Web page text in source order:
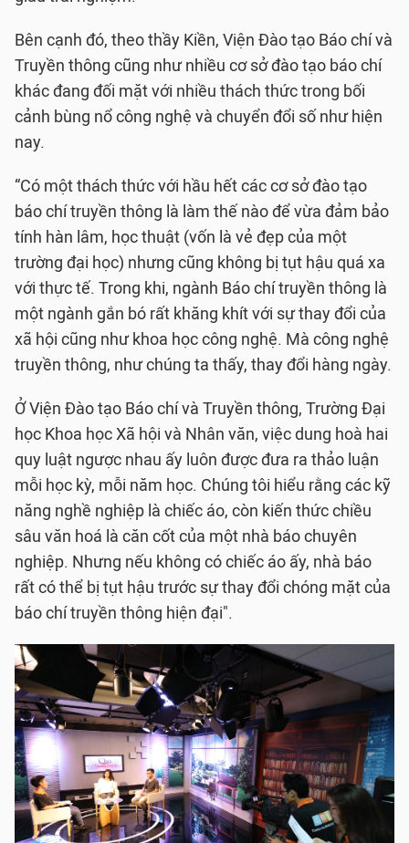
Bên cạnh đó, theo thầy Kiền, Viện Đào tạo Báo chí và
Truyền thông cũng như nhiều cơ sở đào tạo báo chí
khác đang đối mặt với nhiều thách thức trong bối
cảnh bùng nổ công nghệ và chuyển đổi số như hiện
nay.
“Có một thách thức với hầu hết các cơ sở đào tạo
báo chí truyền thông là làm thế nào để vừa đảm bảo
tính hàn lâm, học thuật (vốn là vẻ đẹp của một
trường đại học) nhưng cũng không bị tụt hậu quá xa
với thực tế. Trong khi, ngành Báo chí truyền thông là
một ngành gắn bó rất khăng khít với sự thay đổi của
xã hội cũng như khoa học công nghệ. Mà công nghệ
truyền thông, như chúng ta thấy, thay đổi hàng ngày.
Ở Viện Đào tạo Báo chí và Truyền thông, Trường Đại
học Khoa học Xã hội và Nhân văn, việc dung hoà hai
quy luật ngược nhau ấy luôn được đưa ra thảo luận
mỗi học kỳ, mỗi năm học. Chúng tôi hiểu rằng các kỹ
năng nghề nghiệp là chiếc áo, còn kiến thức chiều
sâu văn hoá là căn cốt của một nhà báo chuyên
nghiệp. Nhưng nếu không có chiếc áo ấy, nhà báo
rất có thể bị tụt hậu trước sự thay đổi chóng mặt của
báo chí truyền thông hiện đại".